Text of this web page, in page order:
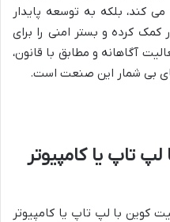
کند، بلکه به توسعه پایدار
کرده و بستر امنی را برای
آگاهانه و مطابق با قانون،
بی شمار این صنعت است.
تاپ یا کامپیوتر
کوین با لپ تاپ یا کامپیوتر